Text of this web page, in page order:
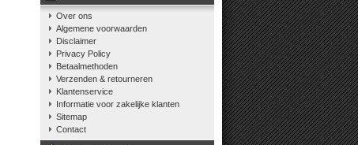
Over ons
Algemene voorwaarden
Disclaimer
Privacy Policy
Betaalmethoden
Verzenden & retourneren
Klantenservice
Informatie voor zakelijke klanten
Sitemap
Contact